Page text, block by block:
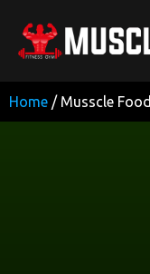
Home / Musscle Food